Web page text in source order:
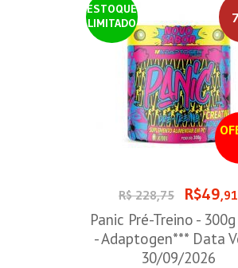
ESTOQUE
LIMITADO
R$ 228,75 R$49,91
Panic Pré-Treino -
- Adaptogen*** Data
30/09/2026